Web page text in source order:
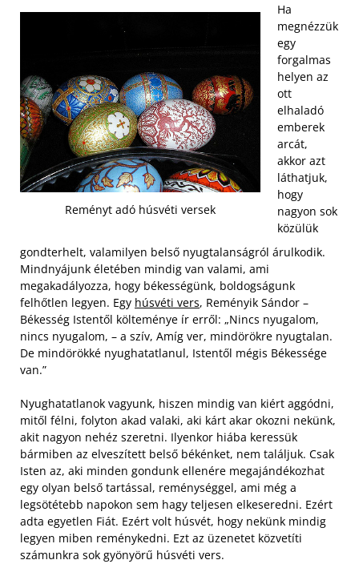
Reményt adó húsvéti versek
Ha
megnézzük
egy
forgalmas
helyen az
ott
elhaladó
emberek
arcát,
akkor azt
láthatjuk,
hogy
nagyon sok
közülük
gondterhelt, valamilyen belső nyugtalanságról árulkodik.
Mindnyájunk életében mindig van valami, ami
megakadályozza, hogy békességünk, boldogságunk
felhőtlen legyen. Egy húsvéti vers, Reményik Sándor –
Békesség Istentől költeménye ír erről: „Nincs nyugalom,
nincs nyugalom, – a szív, Amíg ver, mindörökre nyugtalan.
De mindörökké nyughatatlanul, Istentől mégis Békessége
van.”
Nyughatatlanok vagyunk, hiszen mindig van kiért aggódni,
mitől félni, folyton akad valaki, aki kárt akar okozni nekünk,
akit nagyon nehéz szeretni. Ilyenkor hiába keressük
bármiben az elveszített belső békénket, nem találjuk. Csak
Isten az, aki minden gondunk ellenére megajándékozhat
egy olyan belső tartással, reménységgel, ami még a
legsötétebb napokon sem hagy teljesen elkeseredni. Ezért
adta egyetlen Fiát. Ezért volt húsvét, hogy nekünk mindig
legyen miben reménykedni. Ezt az üzenetet közvetíti
számunkra sok gyönyörű húsvéti vers.